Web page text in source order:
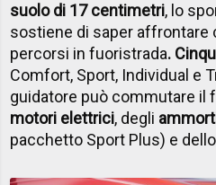
suolo di 17 centimetri, lo
sostiene di saper affrontare
percorsi in fuoristrada.
Comfort, Sport, Individual e
guidatore può commutare il
motori elettrici, degli
pacchetto Sport Plus) e dello